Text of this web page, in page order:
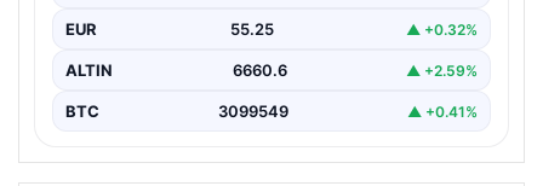
EUR 55.25 ▲ +0.32%
ALTIN 6660.6 ▲ +2.59%
BTC 3099549 ▲ +0.41%